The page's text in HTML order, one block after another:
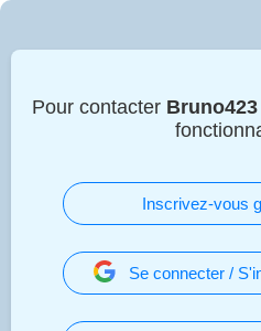
Pour contacter Bruno423
Inscrivez-vous
Se connecter /